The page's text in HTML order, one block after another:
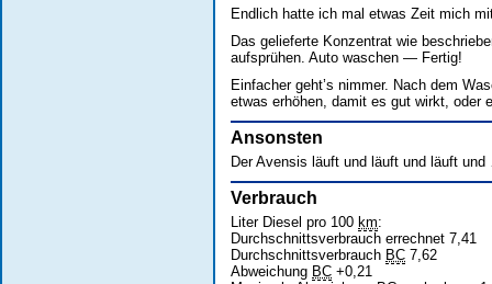
Endlich hatte ich mal etwas Zeit mich
Das gelieferte Konzentrat wie
aufsprühen. Auto waschen — Fertig!
Einfacher geht’s nimmer. Nach dem
etwas erhöhen, damit es gut wirkt, oder
Ansonsten
Der Avensis läuft und läuft und läuft
Verbrauch
Liter Diesel pro 100 km:
Durchschnittsverbrauch errechnet 7,41
Durchschnittsverbrauch BC 7,62
Abweichung BC +0,21